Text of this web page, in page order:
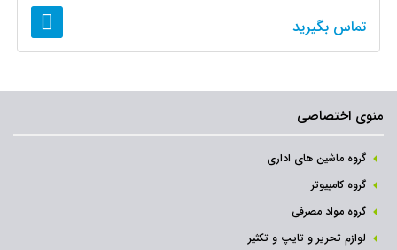
تماس بگیرید
منوی اختصاصی
گروه ماشین های اداری
گروه کامپیوتر
گروه مواد مصرفی
لوازم تحریر و تایپ و تکثیر